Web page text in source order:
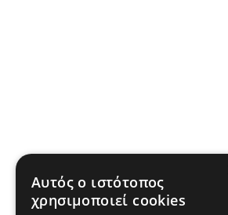
Αυτός ο ιστότοπος
χρησιμοποιεί cookies